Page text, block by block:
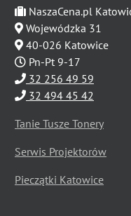
NaszaCena.pl
Wojewódzka 31
40-026 Katowice
Pn-Pt 9-17
32 256 49 59
32 494 45 42
Tanie Tusze Tonery
Serwis Projektorów
Pieczątki Katowice